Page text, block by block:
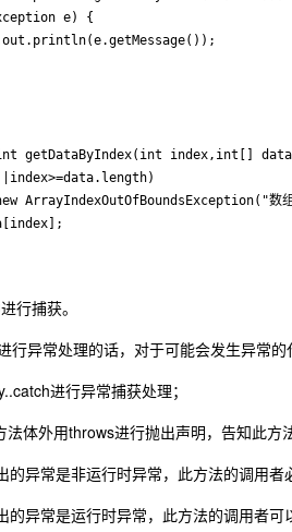
捕获。
异常处理的话，对于可能会发生异常的
进行异常捕获处理；
外用throws进行抛出声明，告知此方
是非运行时异常，此方法的调用者必
是运行时异常，此方法的调用者可以